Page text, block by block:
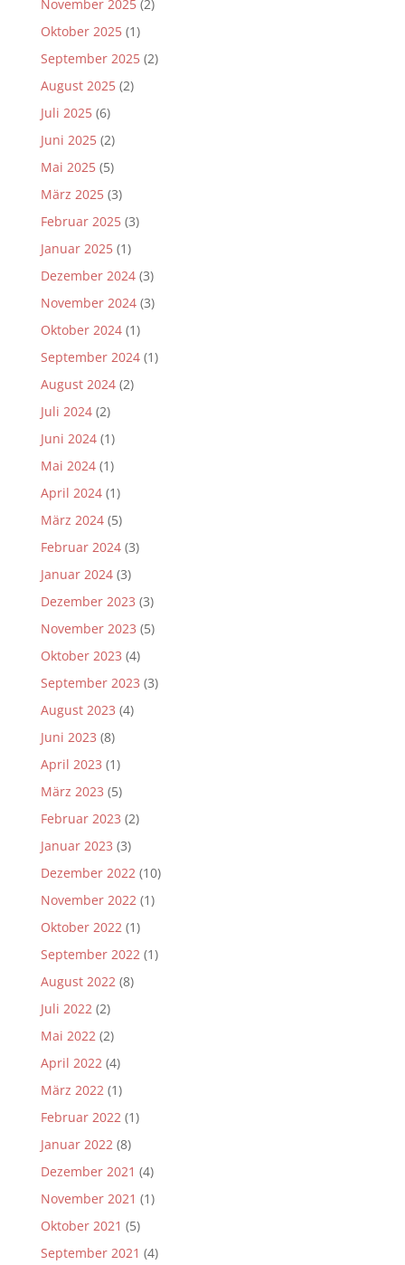
November 2025(2)
Oktober 2025(1)
September 2025(2)
August 2025(2)
Juli 2025(6)
Juni 2025(2)
Mai 2025(5)
März 2025(3)
Februar 2025(3)
Januar 2025(1)
Dezember 2024(3)
November 2024(3)
Oktober 2024(1)
September 2024(1)
August 2024(2)
Juli 2024(2)
Juni 2024(1)
Mai 2024(1)
April 2024(1)
März 2024(5)
Februar 2024(3)
Januar 2024(3)
Dezember 2023 (3)
November 2023 (5)
Oktober 2023 (4)
September 2023 (3)
August 2023 (4)
Juni 2023 (8)
April 2023 (1)
März 2023 (5)
Februar 2023 (2)
Januar 2023 (3)
Dezember 2022 (10)
November 2022 (1)
Oktober 2022 (1)
September 2022 (1)
August 2022 (8)
Juli 2022 (2)
Mai 2022 (2)
April 2022 (4)
März 2022 (1)
Februar 2022 (1)
Januar 2022 (8)
Dezember 2021 (4)
November 2021 (1)
Oktober 2021 (5)
September 2021 (4)